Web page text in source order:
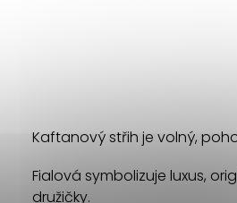
Kaftanový střih je volný,
Fialová symbolizuje luxus,
družičky.